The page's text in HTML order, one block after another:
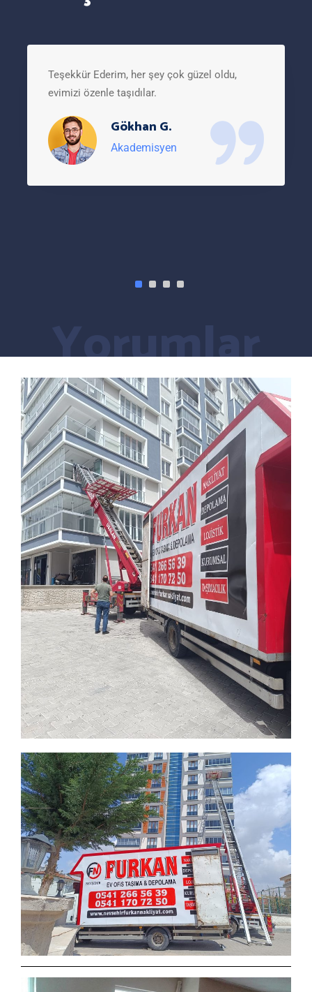
Teşekkür Ederim, her şey çok güzel oldu,
evimizi özenle taşıdılar.
Gökhan G.
Akademisyen
Yorumlar